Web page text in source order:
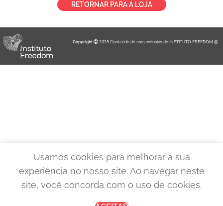
RETORNAR PARA A LOJA
Copyright 2025 Conteúdo de uso exclusivo do INSTITUTO FREEDOM ®
Usamos cookies para melhorar a sua
experiência no nosso site. Ao navegar neste
site, você concorda com o uso de cookies.